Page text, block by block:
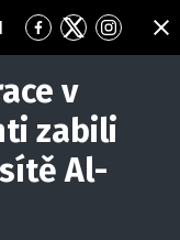
Přejít
na
Facebook
Přejít
na
Twitter
Přejít
na
v
zabili
Al-